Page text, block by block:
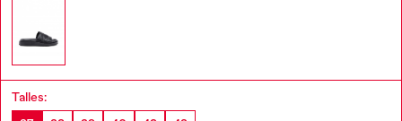
Talles: